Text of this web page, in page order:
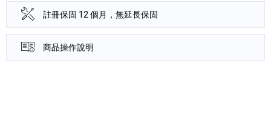
註冊保固 12 個月，無延長保固
商品操作說明